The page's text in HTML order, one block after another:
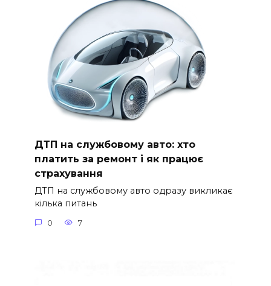
ДТП на службовому авто: хто
платить за ремонт і як працює
страхування
ДТП на службовому авто одразу викликає
кілька питань
0 7